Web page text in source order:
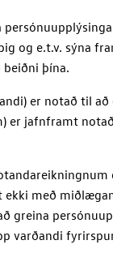
og e.t.v. sýna
þína.
er notað til að
er jafnframt
ekki með
greina
varðandi